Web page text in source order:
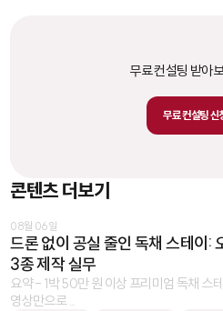
무료 컨설팅 받아
무료 컨설팅 신
콘텐츠 더보기
08월 06일
드론 없이 공실 줄인 독채 스테이:
3종 제작 실무
요약 - 1박 50만 원 이상 프리미엄 독채 스
영상만으로 ...